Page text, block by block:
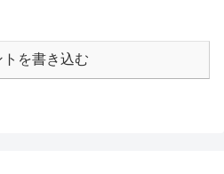
トを書き込む